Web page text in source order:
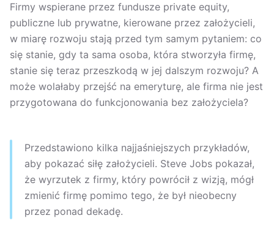
Firmy wspierane przez fundusze private equity,
publiczne lub prywatne, kierowane przez założycieli,
w miarę rozwoju stają przed tym samym pytaniem: co
się stanie, gdy ta sama osoba, która stworzyła firmę,
stanie się teraz przeszkodą w jej dalszym rozwoju? A
może wolałaby przejść na emeryturę, ale firma nie jest
przygotowana do funkcjonowania bez założyciela?
Przedstawiono kilka najjaśniejszych przykładów,
aby pokazać siłę założycieli. Steve Jobs pokazał,
że wyrzutek z firmy, który powrócił z wizją, mógł
zmienić firmę pomimo tego, że był nieobecny
przez ponad dekadę.